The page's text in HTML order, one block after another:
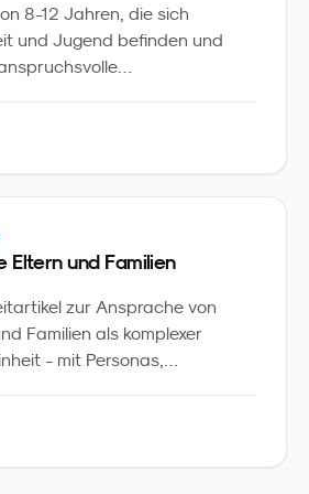
8-12 Jahren, die sich
und Jugend befinden und
Eltern und Familien
zur Ansprache von
Familien als komplexer
- mit Personas,